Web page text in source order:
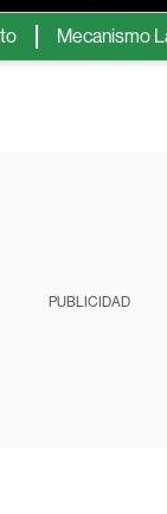
Laboral del T-
PUBLICIDAD